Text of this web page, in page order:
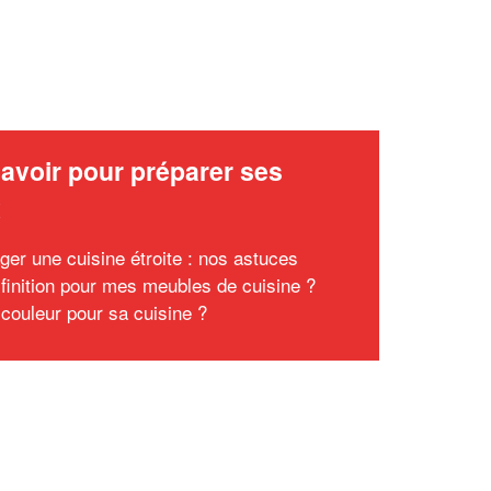
pour préparer ses
une cuisine étroite : nos astuces
pour mes meubles de cuisine ?
pour sa cuisine ?